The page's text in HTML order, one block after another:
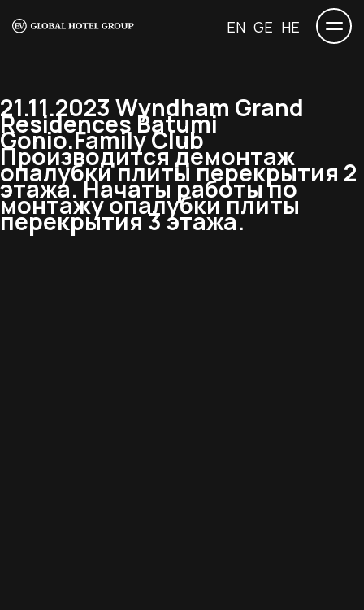
EN GE HE
21.11.2023 Wyndham Grand
Residences Batumi
Gonio.Family Club
Производится демонтаж
опалубки плиты перекрытия 2
этажа. Начаты работы по
монтажу опалубки плиты
перекрытия 3 этажа.